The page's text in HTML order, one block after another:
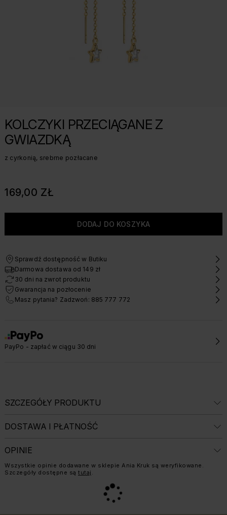
KOLCZYKI PRZECIĄGANE Z
GWIAZDKĄ
z cyrkonią, srebrne pozłacane
169,00 ZŁ
Sprawdź dostępność w Butiku
Darmowa dostawa od 149 zł
30 dni na zwrot produktu
Gwarancja na pozłocenie
Masz pytania? Zadzwoń: 885 777 772
PayPo - zapłać w ciągu 30 dni
SZCZEGÓŁY PRODUKTU
DOSTAWA I PŁATNOŚĆ
OPINIE
Informacja o weryfikacji opinii:
Wszystkie opinie dodawane w sklepie Ania Kruk są weryfikowane.
Szczegóły dostępne są tutaj .